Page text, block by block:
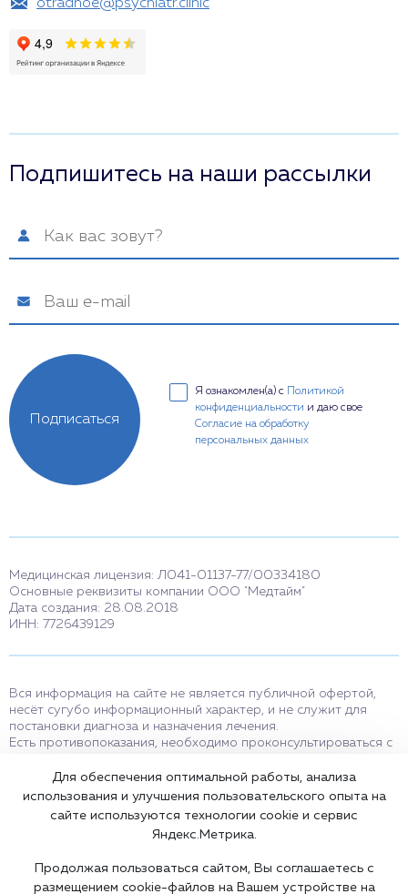
otradnoe@psychiatr.clinic
Подпишитесь на наши рассылки
Я ознакомлен(а) с
Политикой
конфиденциальности и даю свое
Согласие на обработку
персональных данных
Подписаться
Медицинская лицензия: Л041-01137-77/00334180
Основные реквизиты компании ООО "Медтайм"
Дата создания: 28.08.2018
ИНН: 7726439129
Вся информация на сайте не является публичной офертой,
несёт сугубо информационный характер, и не служит для
постановки диагноза и назначения лечения.
Есть противопоказания, необходимо проконсультироваться с
мессенджерам и в соцсетях носят исключительно
информационный характер и не являются медицинскими
услугами.
Оставаясь на сайте вы соглашаетесь на использование cookies.
Для обеспечения оптимальной работы, анализа
использования и улучшения пользовательского опыта на
сайте используются технологии cookie и сервис
Яндекс.Метрика.
Продолжая пользоваться сайтом, Вы соглашаетесь с
размещением cookie-файлов на Вашем устройстве на